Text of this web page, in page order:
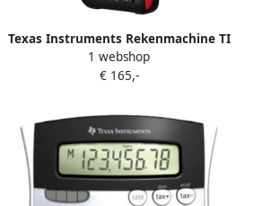
Texas Instruments Rekenmachine TI
Nspire CX II T CAS
1 webshop
€ 165,-